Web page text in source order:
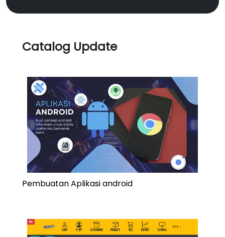
Catalog Update
Pembuatan Aplikasi android